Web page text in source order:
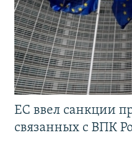
ЕС ввел санкции
связанных с ВПК